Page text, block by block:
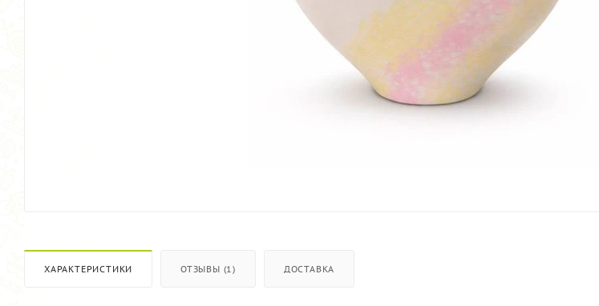
ХАРАКТЕРИСТИКИ ОТЗЫВЫ (1) ДОСТАВКА